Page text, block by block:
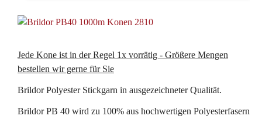
Jede Kone ist in der Regel 1x vorrätig - Größere Mengen
bestellen wir gerne für Sie
Brildor Polyester Stickgarn in ausgezeichneter Qualität.
Brildor PB 40 wird zu 100% aus hochwertigen Polyesterfasern